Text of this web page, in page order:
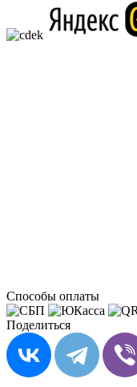
Способы оплаты
Поделиться